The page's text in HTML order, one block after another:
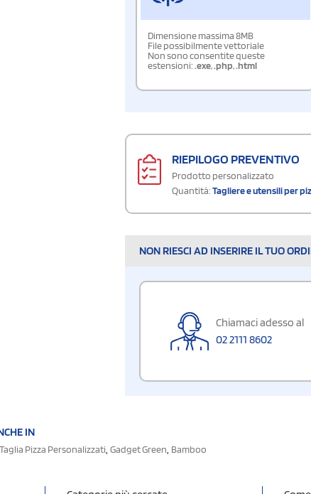
Dimensione massima 8MB
File possibilmente vettoriale
Non sono consentite queste
estensioni:.exe,.php,.html
RIEPILOGO PREVENTIVO
Prodotto personalizzato
Quantità:Tagliere e utensili per
NON RIESCI AD INSERIRE IL TUO
Chiamaci adesso al
02 2111 8602
IN
Taglia Pizza Personalizzati Gadget Green Bamboo